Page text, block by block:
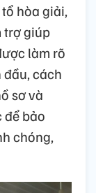
hòa giải,
trợ giúp
làm rõ
cách
sơ và
bảo
chóng,